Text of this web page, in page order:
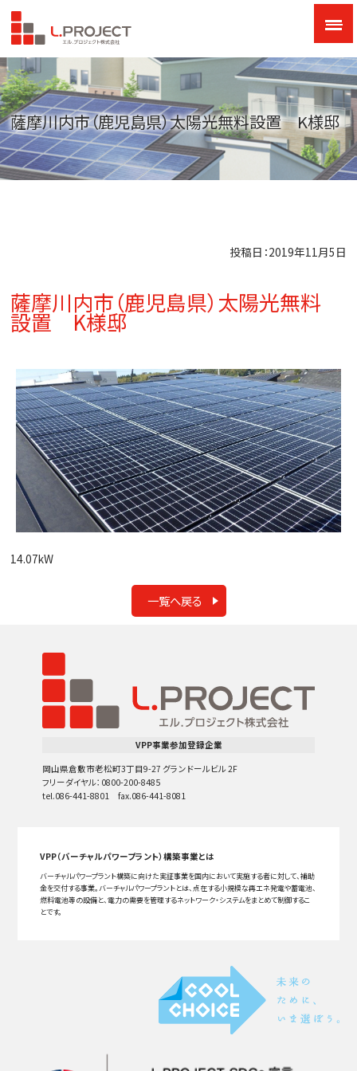
薩摩川内市（鹿児島県）太陽光無料設置 K様邸
投稿日：2019年11月5日
薩摩川内市（鹿児島県）太陽光無料
設置 K様邸
14.07kW
一覧へ戻る
VPP事業参加登録企業
岡山県倉敷市老松町3丁目9-27 グランドールビル 2F
フリーダイヤル：0800-200-8485
tel.086-441-8801 fax.086-441-8081
VPP（バーチャルパワープラント）構築事業とは
バーチャルパワープラント構築に向けた実証事業を国内において実施する者に対して、補助
金を交付する事業。バーチャルパワープラントとは、点在する小規模な再エネ発電や蓄電池、
燃料電池等の設備と、電力の需要を管理するネットワーク・システムをまとめて制御するこ
とです。